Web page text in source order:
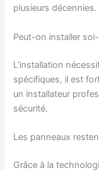
plusieurs décennies.
Peut-on installer
L’installation
spécifiques, il est
un installateur
sécurité.
Les panneaux
Grâce à la